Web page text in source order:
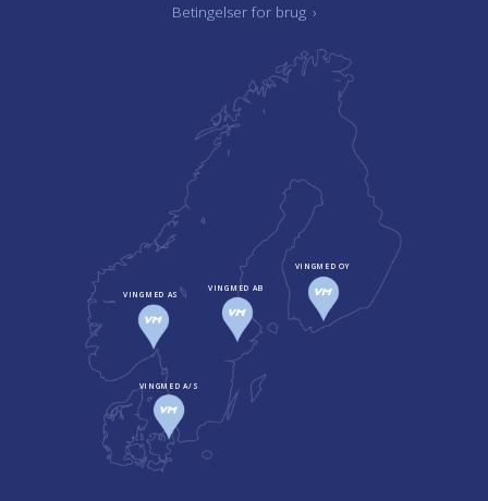
Betingelser for brug ›
VINGMED A/S
VINGMED AS
VINGMED AB
VINGMED OY